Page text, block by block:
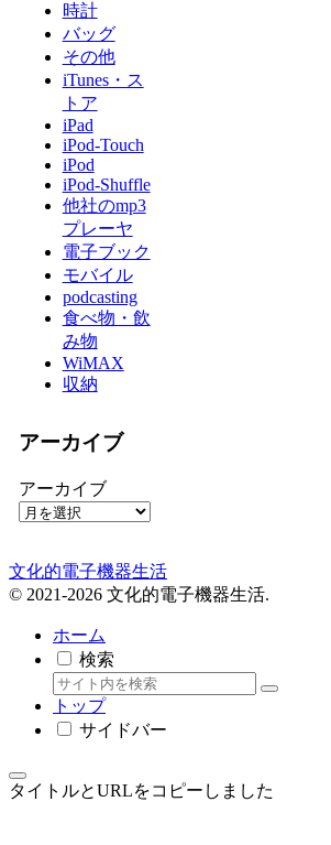
時計
バッグ
その他
iTunes・ス
トア
iPad
iPod-Touch
iPod
iPod-Shuffle
他社のmp3
プレーヤ
電子ブック
モバイル
podcasting
食べ物・飲
み物
WiMAX
収納
アーカイブ
アーカイブ
文化的電子機器生活
© 2021-2026 文化的電子機器生活.
ホーム
検索
トップ
サイドバー
タイトルとURLをコピーしました